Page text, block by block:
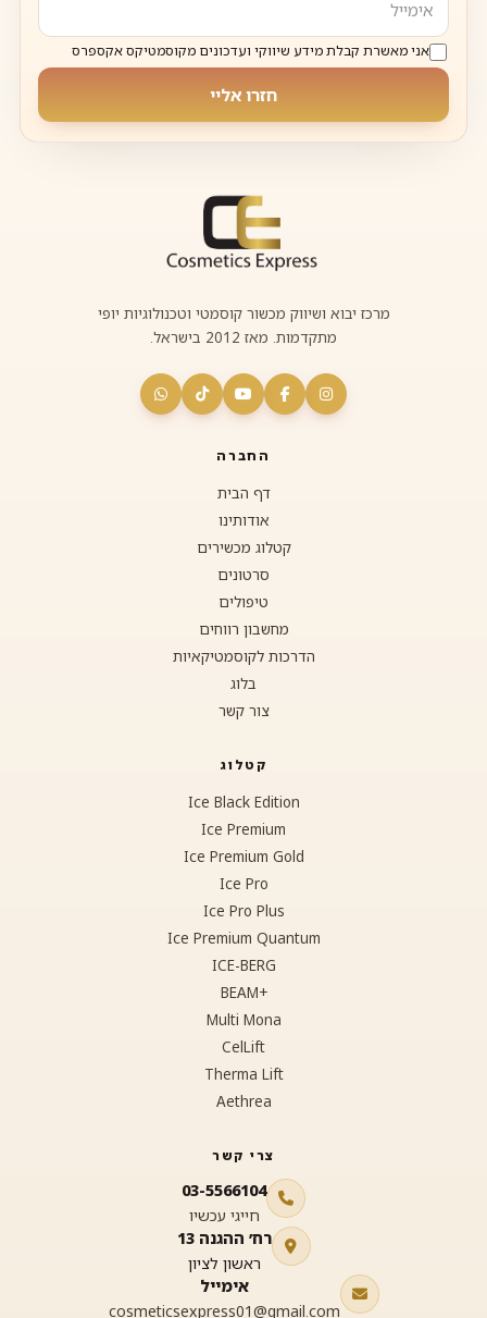
אני מאשרת קבלת מידע שיווקי ועדכונים מקוסמטיקס אקספרס
חזרו אליי
מרכז יבוא ושיווק מכשור קוסמטי וטכנולוגיות יופי
מתקדמות. מאז 2012 בישראל.
החברה
דף הבית
אודותינו
קטלוג מכשירים
סרטונים
טיפולים
מחשבון רווחים
הדרכות לקוסמטיקאיות
בלוג
צור קשר
קטלוג
Ice Black Edition
Ice Premium
Ice Premium Gold
Ice Pro
Ice Pro Plus
Ice Premium Quantum
ICE-BERG
+BEAM
Multi Mona
CelLift
Therma Lift
Aethrea
צרי קשר
03-5566104
חייגי עכשיו
רח׳ ההגנה 13
ראשון לציון
אימייל
cosmeticsexpress01@gmail.com